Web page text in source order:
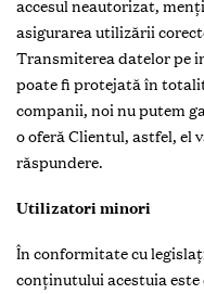
accesul neautorizat,
asigurarea utilizării
Transmiterea datelor pe
poate fi protejată în
companii, noi nu putem
o oferă Clientul, astfel, el
răspundere.
Utilizatori minori
În conformitate cu
conținutului acestuia